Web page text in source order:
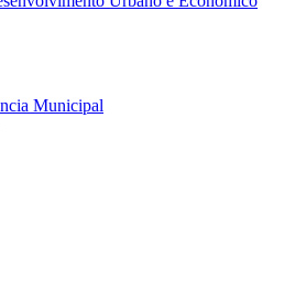
Municipal